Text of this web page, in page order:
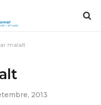
malalt
2013